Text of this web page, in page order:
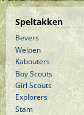
Speltakken
Bevers
Welpen
Kabouters
Boy Scouts
Girl Scouts
Explorers
Stam